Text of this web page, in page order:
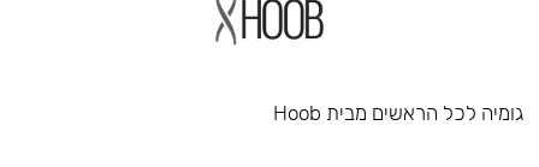
גומיה לכל הראשים מבית Hoob